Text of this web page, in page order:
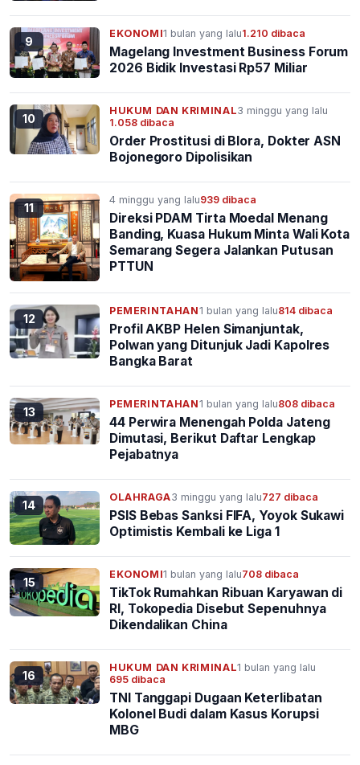
9
EKONOMI1 bulan yang lalu1.210 dibaca
Magelang Investment Business Forum
2026 Bidik Investasi Rp57 Miliar
10
HUKUM DAN KRIMINAL3 minggu yang lalu
1.058 dibaca
Order Prostitusi di Blora, Dokter ASN
Bojonegoro Dipolisikan
11
4 minggu yang lalu939 dibaca
Direksi PDAM Tirta Moedal Menang
Banding, Kuasa Hukum Minta Wali Kota
Semarang Segera Jalankan Putusan
PTTUN
12
PEMERINTAHAN1 bulan yang lalu814 dibaca
Profil AKBP Helen Simanjuntak,
Polwan yang Ditunjuk Jadi Kapolres
Bangka Barat
13
PEMERINTAHAN1 bulan yang lalu808 dibaca
44 Perwira Menengah Polda Jateng
Dimutasi, Berikut Daftar Lengkap
Pejabatnya
14
OLAHRAGA3 minggu yang lalu727 dibaca
PSIS Bebas Sanksi FIFA, Yoyok Sukawi
Optimistis Kembali ke Liga 1
15
EKONOMI1 bulan yang lalu708 dibaca
TikTok Rumahkan Ribuan Karyawan di
RI, Tokopedia Disebut Sepenuhnya
Dikendalikan China
16
HUKUM DAN KRIMINAL1 bulan yang lalu
695 dibaca
TNI Tanggapi Dugaan Keterlibatan
Kolonel Budi dalam Kasus Korupsi
MBG